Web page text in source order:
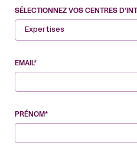
SÉLECTIONNEZ VOS CENTRES
Expertises
EMAIL*
PRÉNOM*